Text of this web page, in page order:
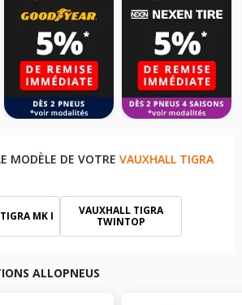
MODÈLE DE VOTRE VAUXHALL TIGRA
MK I
VAUXHALL TIGRA
TWINTOP
ALLOPNEUS